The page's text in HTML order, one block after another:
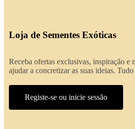
Loja de Sementes Exóticas
Receba ofertas exclusivas, inspiração e
ajudar a concretizar as suas ideias.
Registe-se ou inicie sessão